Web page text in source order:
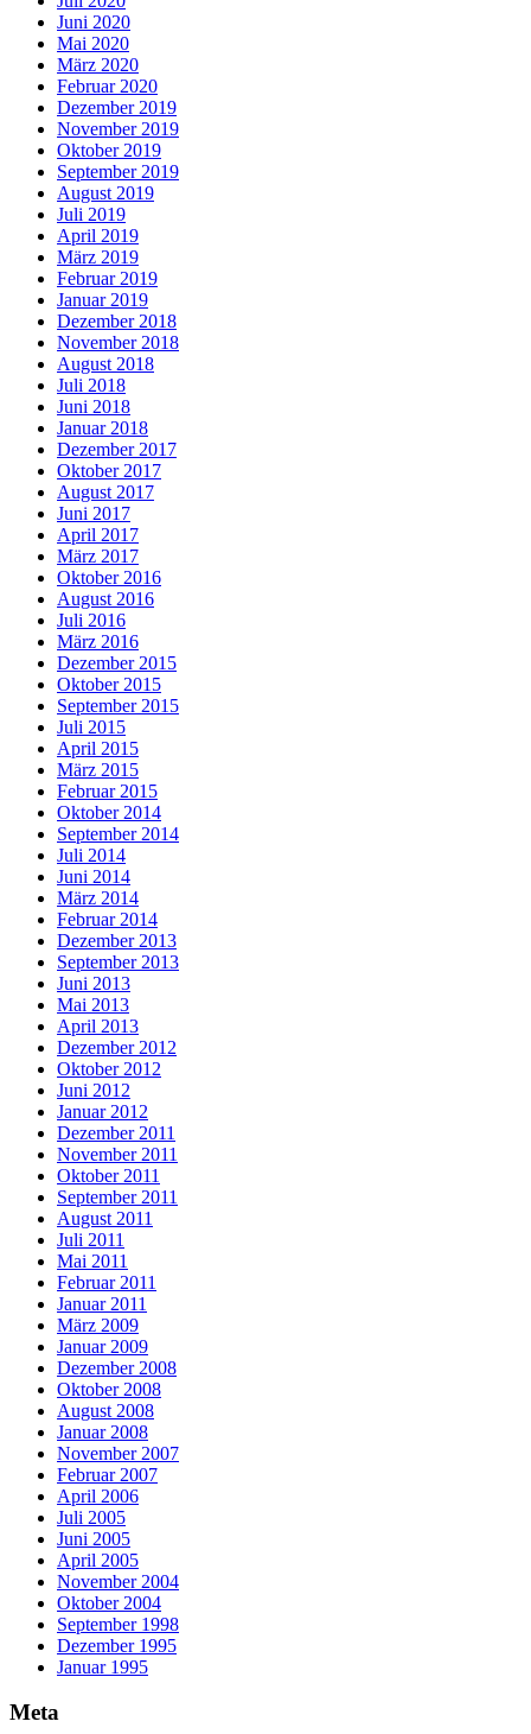
Juni 2020
Mai 2020
März 2020
Februar 2020
Dezember 2019
November 2019
Oktober 2019
September 2019
August 2019
Juli 2019
April 2019
März 2019
Februar 2019
Januar 2019
Dezember 2018
November 2018
August 2018
Juli 2018
Juni 2018
Januar 2018
Dezember 2017
Oktober 2017
August 2017
Juni 2017
April 2017
März 2017
Oktober 2016
August 2016
Juli 2016
März 2016
Dezember 2015
Oktober 2015
September 2015
Juli 2015
April 2015
März 2015
Februar 2015
Oktober 2014
September 2014
Juli 2014
Juni 2014
März 2014
Februar 2014
Dezember 2013
September 2013
Juni 2013
Mai 2013
April 2013
Dezember 2012
Oktober 2012
Juni 2012
Januar 2012
Dezember 2011
November 2011
Oktober 2011
September 2011
August 2011
Juli 2011
Mai 2011
Februar 2011
Januar 2011
März 2009
Januar 2009
Dezember 2008
Oktober 2008
August 2008
Januar 2008
November 2007
Februar 2007
April 2006
Juli 2005
Juni 2005
April 2005
November 2004
Oktober 2004
September 1998
Dezember 1995
Januar 1995
Meta